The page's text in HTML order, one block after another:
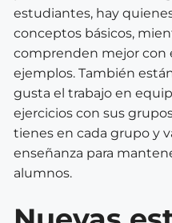
estudiantes, hay
conceptos básicos,
comprenden mejor con
ejemplos. También
gusta el trabajo en
ejercicios con sus
tienes en cada grupo y
enseñanza para
alumnos.